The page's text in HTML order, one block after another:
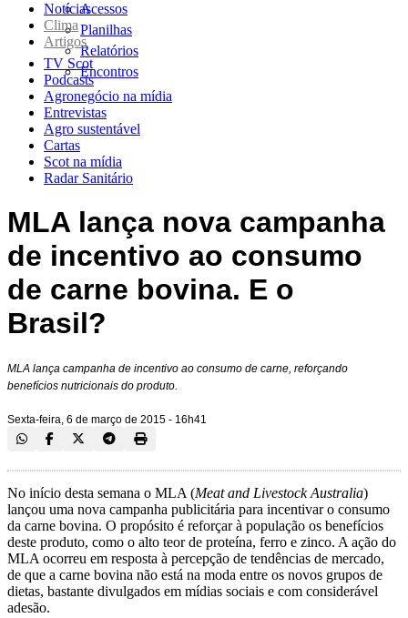
Acessos
Planilhas
Relatórios
Encontros
Notícias
Clima
Artigos
TV Scot
Podcasts
Agronegócio na mídia
Entrevistas
Agro sustentável
Cartas
Scot na mídia
Radar Sanitário
MLA lança nova campanha
de incentivo ao consumo
de carne bovina. E o
Brasil?
MLA lança campanha de incentivo ao consumo de carne, reforçando
benefícios nutricionais do produto.
Sexta-feira, 6 de março de 2015 - 16h41
No início desta semana o MLA (Meat and Livestock Australia)
lançou uma nova campanha publicitária para incentivar o consumo
da carne bovina. O propósito é reforçar à população os benefícios
deste produto, como o alto teor de proteína, ferro e zinco. A ação do
MLA ocorreu em resposta à percepção de tendências de mercado,
de que a carne bovina não está na moda entre os novos grupos de
dietas, bastante divulgados em mídias sociais e com considerável
adesão.